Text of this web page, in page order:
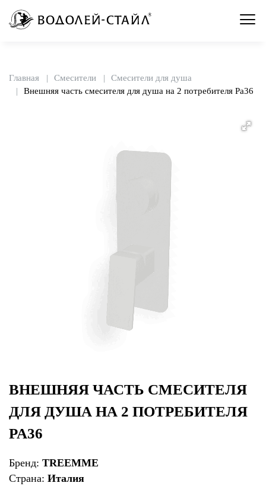
Главная Смесители
Смесители для душа
Внешняя часть смесителя для душа на 2 потребителя Pa36
ВНЕШНЯЯ ЧАСТЬ СМЕСИТЕЛЯ
ДЛЯ ДУША НА 2 ПОТРЕБИТЕЛЯ
PA36
Бренд: TREEMME
Страна: Италия